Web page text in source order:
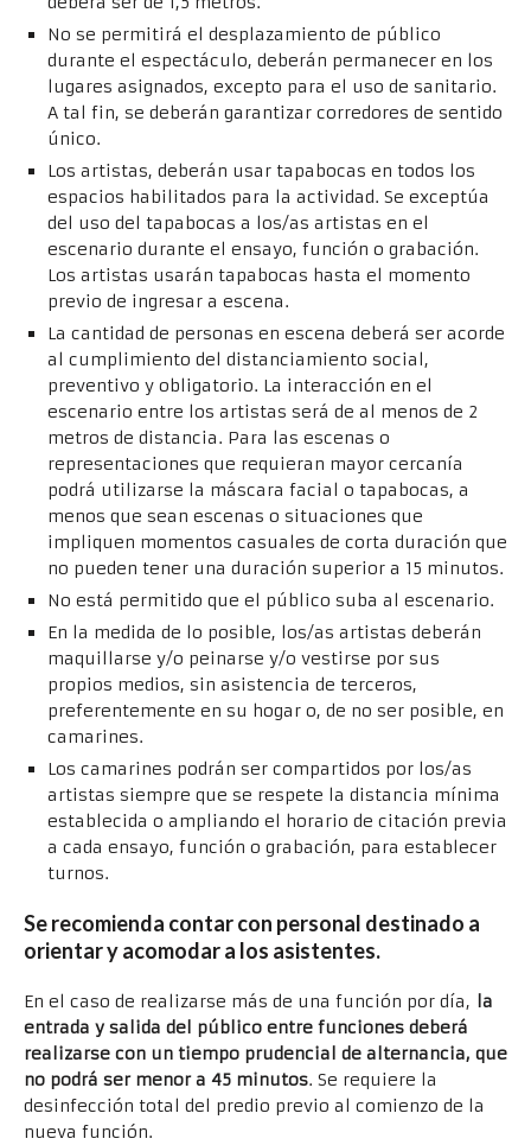
No se permitirá el desplazamiento de público
durante el espectáculo, deberán permanecer en los
lugares asignados, excepto para el uso de sanitario.
A tal fin, se deberán garantizar corredores de sentido
único.
Los artistas, deberán usar tapabocas en todos los
espacios habilitados para la actividad. Se exceptúa
del uso del tapabocas a los/as artistas en el
escenario durante el ensayo, función o grabación.
Los artistas usarán tapabocas hasta el momento
previo de ingresar a escena.
La cantidad de personas en escena deberá ser acorde
al cumplimiento del distanciamiento social,
preventivo y obligatorio. La interacción en el
escenario entre los artistas será de al menos de 2
metros de distancia. Para las escenas o
representaciones que requieran mayor cercanía
podrá utilizarse la máscara facial o tapabocas, a
menos que sean escenas o situaciones que
impliquen momentos casuales de corta duración que
no pueden tener una duración superior a 15 minutos.
No está permitido que el público suba al escenario.
En la medida de lo posible, los/as artistas deberán
maquillarse y/o peinarse y/o vestirse por sus
propios medios, sin asistencia de terceros,
preferentemente en su hogar o, de no ser posible, en
camarines.
Los camarines podrán ser compartidos por los/as
artistas siempre que se respete la distancia mínima
establecida o ampliando el horario de citación previa
a cada ensayo, función o grabación, para establecer
turnos.
Se recomienda contar con personal destinado a
orientar y acomodar a los asistentes.
En el caso de realizarse más de una función por día,
la
entrada y salida del público entre funciones deberá
realizarse con un tiempo prudencial de alternancia, que
no podrá ser menor a 45 minutos. Se requiere la
desinfección total del predio previo al comienzo de la
nueva función.